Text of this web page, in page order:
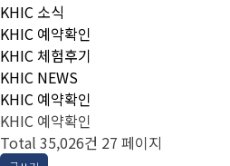
KHIC 소식
KHIC 예약확인
KHIC 체험후기
KHIC NEWS
KHIC 예약확인
KHIC 예약확인
Total 35,026건 27 페이지